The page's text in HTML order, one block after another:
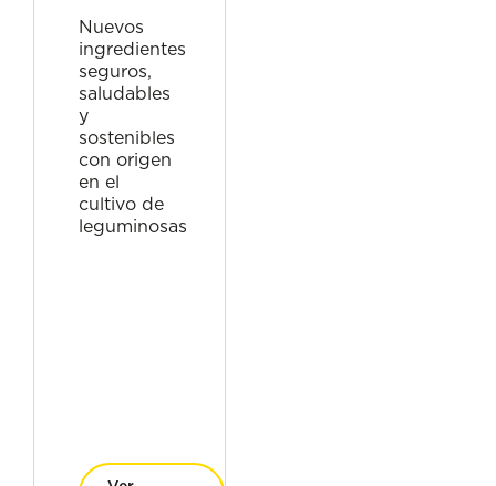
Nuevos
ingredientes
seguros,
saludables
y
sostenibles
con origen
en el
cultivo de
leguminosas